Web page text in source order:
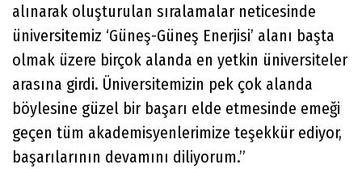
alınarak oluşturulan sıralamalar neticesinde
üniversitemiz ‘Güneş-Güneş Enerjisi’ alanı başta
olmak üzere birçok alanda en yetkin üniversiteler
arasına girdi. Üniversitemizin pek çok alanda
böylesine güzel bir başarı elde etmesinde emeği
geçen tüm akademisyenlerimize teşekkür ediyor,
başarılarının devamını diliyorum.”